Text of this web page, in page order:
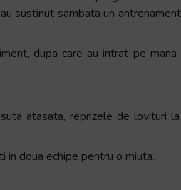
sustinut sambata un
dupa care au intrat pe mana
atasata, reprizele de lovituri
doua echipe pentru o miuta.